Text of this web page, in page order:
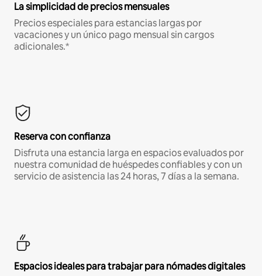
La simplicidad de precios mensuales
Precios especiales para estancias largas por
vacaciones y un único pago mensual sin cargos
adicionales.*
Reserva con confianza
Disfruta una estancia larga en espacios evaluados por
nuestra comunidad de huéspedes confiables y con un
servicio de asistencia las 24 horas, 7 días a la semana.
Espacios ideales para trabajar para nómades digitales